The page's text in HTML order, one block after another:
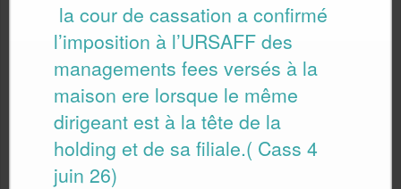
la cour de cassation a confirmé
l’imposition à l’URSAFF des
managements fees versés à la
maison ere lorsque le même
dirigeant est à la tête de la
holding et de sa filiale.( Cass 4
juin 26)